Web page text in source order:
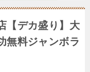
【デカ盛り】大
無料ジャンボラ